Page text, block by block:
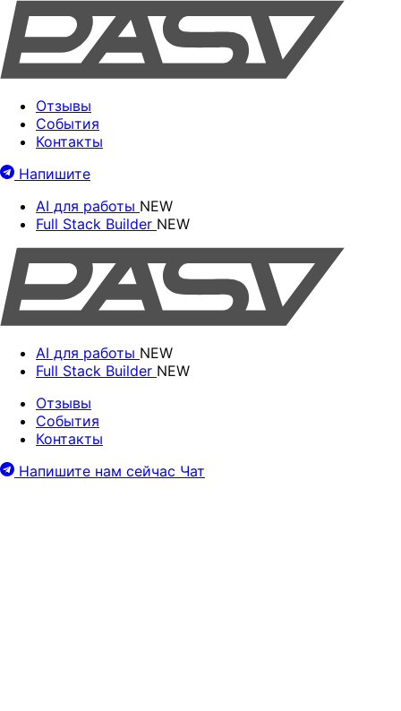
Отзывы
События
Контакты
Напишите
AI для работы NEW
Full Stack Builder NEW
AI для работы NEW
Full Stack Builder NEW
Отзывы
События
Контакты
Напишите нам сейчас Чат